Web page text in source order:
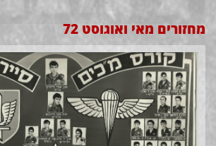
מחזורים מאי ואוגוסט 72